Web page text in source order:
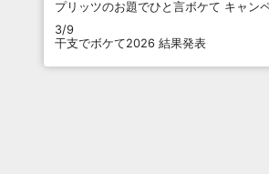
プリッツのお題でひと言ボケて キャン
3/9
干支でボケて2026 結果発表